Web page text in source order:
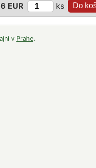
EUR ks
v Prahe.